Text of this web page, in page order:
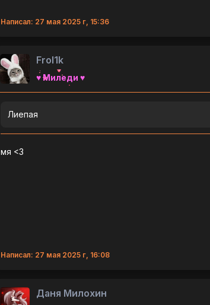
Написал: 27 мая 2025 г, 15:36
Frol1k
♥ Миледи ♥
Лиепая
мя <3
Написал: 27 мая 2025 г, 16:08
Даня Милохин